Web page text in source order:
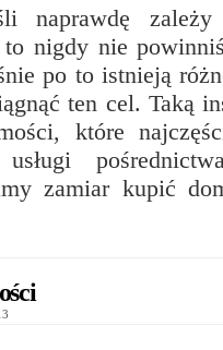
naprawdę
to nigdy nie
po to istnieją
ten cel. Taką
które
zamiar kupić